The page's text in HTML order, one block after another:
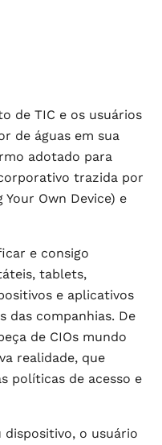
de TIC e os usuários
de águas em sua
adotado para
trazida por
Your Own Device) e
e consigo
tablets,
e aplicativos
das companhias. De
de CIOs mundo
realidade, que
políticas de acesso e
dispositivo, o usuário